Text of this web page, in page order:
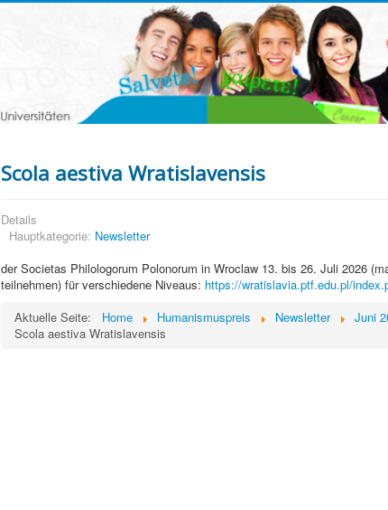
Scola aestiva Wratislavensis
Details
Hauptkategorie: Newsletter
der Societas Philologorum Polonorum in Wroclaw 13. bis 26. Juli 2026
teilnehmen) für verschiedene Niveaus: https://wratislavia.ptf.edu.pl/
Aktuelle Seite:
Home Humanismuspreis Newsletter
Juni
Scola aestiva Wratislavensis